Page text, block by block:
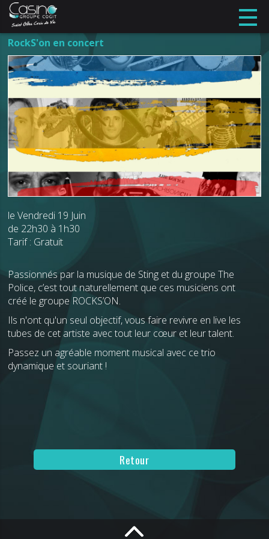
RockS'on en concert
le Vendredi 19 Juin
de 22h30 à 1h30
Tarif : Gratuit
Passionnés par la musique de Sting et du groupe The
Police, c’est tout naturellement que ces musiciens ont
créé le groupe ROCKS’ON.
Ils n'ont qu'un seul objectif, vous faire revivre en live les
tubes de cet artiste avec tout leur cœur et leur talent.
Passez un agréable moment musical avec ce trio
dynamique et souriant !
Retour